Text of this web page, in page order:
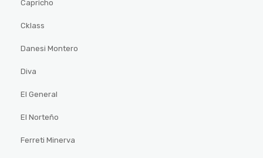
Capricho
Cklass
Danesi Montero
Diva
El General
El Norteño
Ferreti Minerva